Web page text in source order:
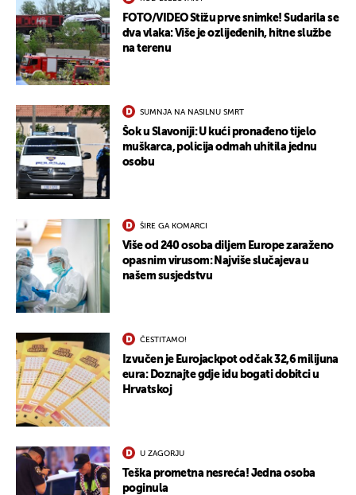
FOTO/VIDEO Stižu prve snimke! Sudarila se
dva vlaka: Više je ozlijeđenih, hitne službe
na terenu
SUMNJA NA NASILNU SMRT
Šok u Slavoniji: U kući pronađeno tijelo
muškarca, policija odmah uhitila jednu
osobu
ŠIRE GA KOMARCI
Više od 240 osoba diljem Europe zaraženo
opasnim virusom: Najviše slučajeva u
našem susjedstvu
ČESTITAMO!
Izvučen je Eurojackpot od čak 32,6 milijuna
eura: Doznajte gdje idu bogati dobitci u
Hrvatskoj
U ZAGORJU
Teška prometna nesreća! Jedna osoba
poginula
UKLJUČITE NOTIFIKACIJE